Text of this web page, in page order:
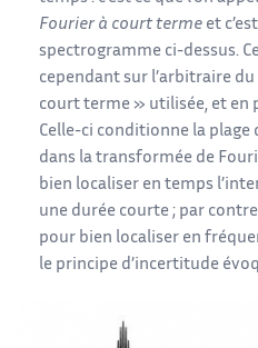
Fourier à court terme et
spectrogramme ci-dessus.
cependant sur l’arbitraire
court terme » utilisée, et en
Celle-ci conditionne la plage
dans la transformée de
bien localiser en temps
une durée courte ; par
pour bien localiser en
le principe d’incertitude